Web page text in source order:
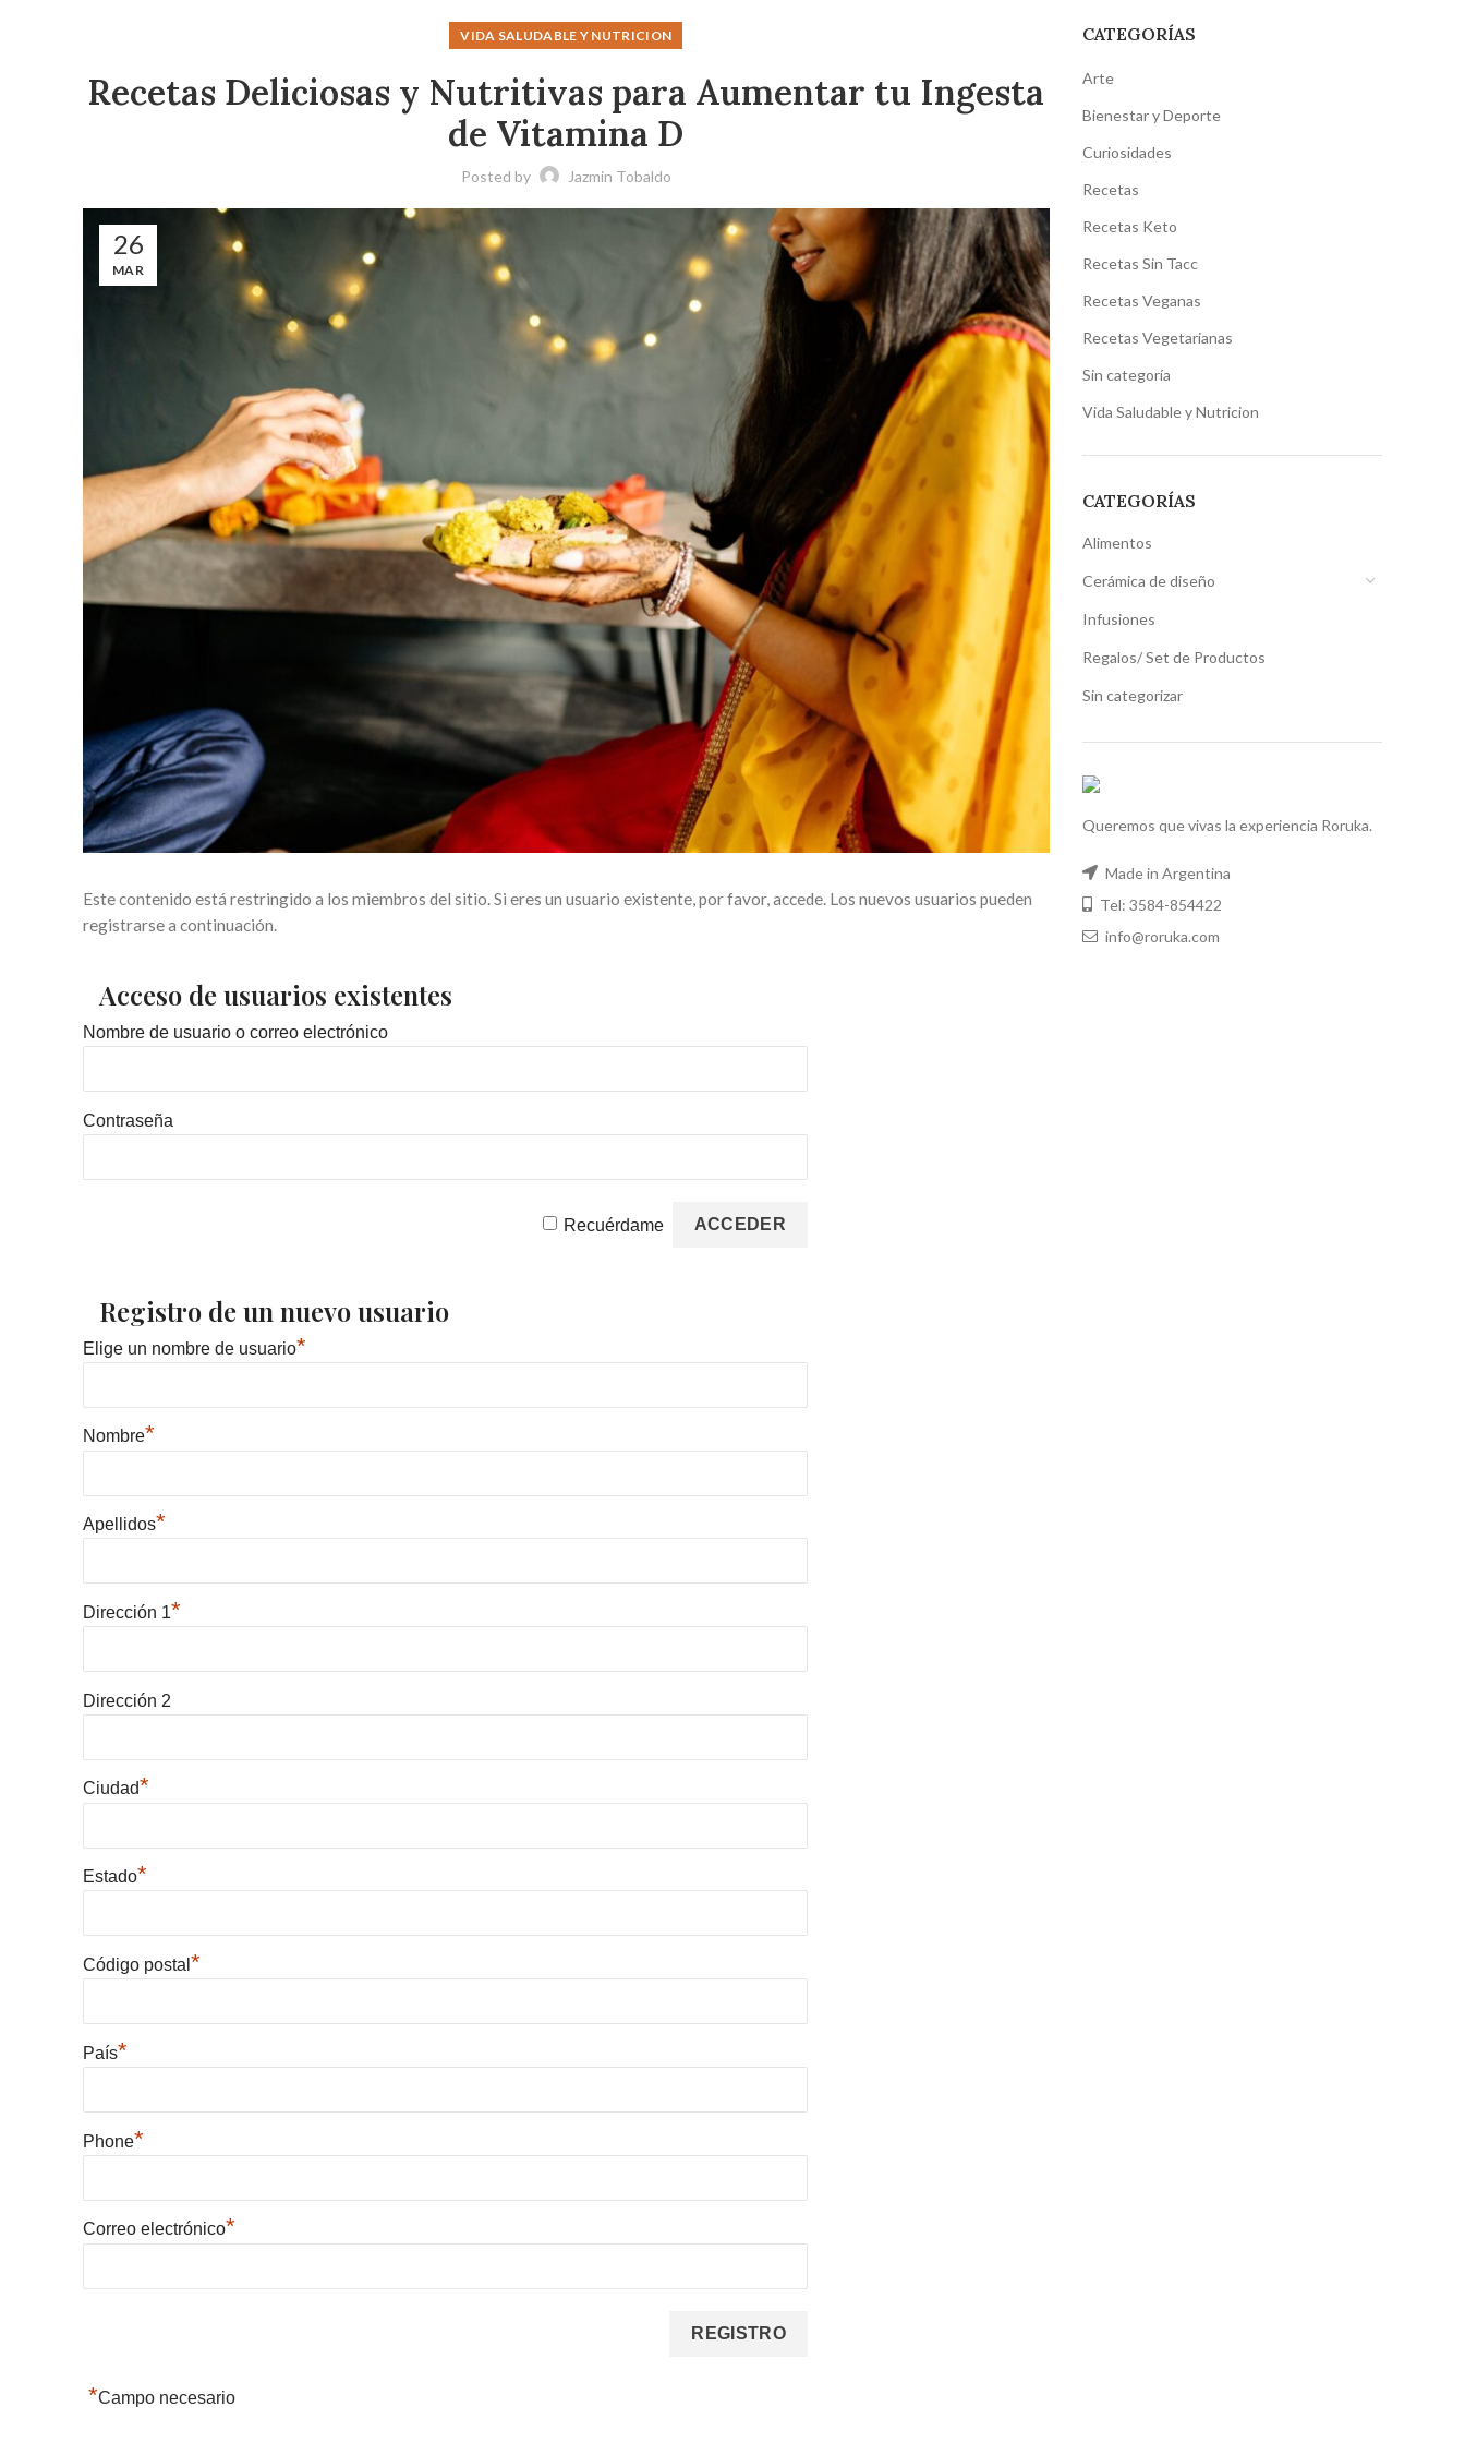
VIDA SALUDABLE Y NUTRICION
Recetas Deliciosas y Nutritivas para Aumentar tu Ingesta
de Vitamina D
Posted by Jazmin Tobaldo
26
MAR
Este contenido está restringido a los miembros del sitio. Si eres un usuario existente, por favor, accede. Los nuevos usuarios pueden
registrarse a continuación.
Acceso de usuarios existentes
Nombre de usuario o correo electrónico
Contraseña
Recuérdame
Registro de un nuevo usuario
Elige un nombre de usuario*
Nombre*
Apellidos*
Dirección 1*
Dirección 2
Ciudad*
Estado*
Código postal *
País*
Phone*
Correo electrónico*
*Campo necesario
CATEGORÍAS
Arte
Bienestar y Deporte
Curiosidades
Recetas
Recetas Keto
Recetas Sin Tacc
Recetas Veganas
Recetas Vegetarianas
Sin categoría
Vida Saludable y Nutricion
CATEGORÍAS
Alimentos
Cerámica de diseño
Infusiones
Regalos/ Set de Productos
Sin categorizar
Queremos que vivas la experiencia Roruka.
Made in Argentina
Tel: 3584-854422
info@roruka.com